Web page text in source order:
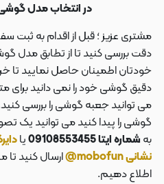
در انتخاب مدل
مشتری عزیز ؛ قبل از اقدام به ثبت
دقت بررسی کنید تا از تطابق مدل
خودتان اطمینان حاصل نمایید تا
دقیق گوشی خود را نمی دانید
می توانید جعبه گوشی را بررسی
گوشی را پیدا کنید می توانید یک
به شماره ایتا 09108553455 یا
نشانی mobofun@
ارسال کنید تا
اطلاع دهیم.